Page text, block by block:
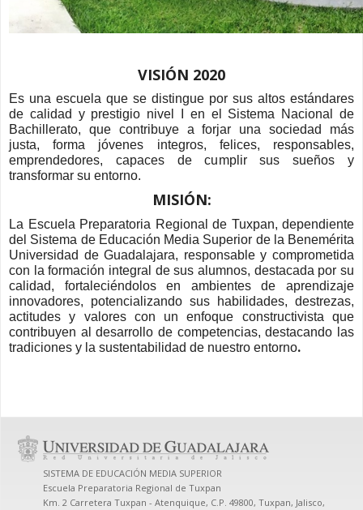
VISIÓN 2020
Es una escuela que se distingue por sus altos estándares
de calidad y prestigio nivel I en el Sistema Nacional de
Bachillerato, que contribuye a forjar una sociedad más
justa, forma jóvenes integros, felices, responsables,
emprendedores, capaces de cumplir sus sueños y
transformar su entorno.
MISIÓN:
La Escuela Preparatoria Regional de Tuxpan, dependiente
del Sistema de Educación Media Superior de la Benemérita
Universidad de Guadalajara, responsable y comprometida
con la formación integral de sus alumnos, destacada por su
calidad, fortaleciéndolos en ambientes de aprendizaje
innovadores, potencializando sus habilidades, destrezas,
actitudes y valores con un enfoque constructivista que
contribuyen al desarrollo de competencias, destacando las
tradiciones y la sustentabilidad de nuestro entorno.
SISTEMA DE EDUCACIÓN MEDIA SUPERIOR
Escuela Preparatoria Regional de Tuxpan
Km. 2 Carretera Tuxpan - Atenquique, C.P. 49800, Tuxpan, Jalisco,